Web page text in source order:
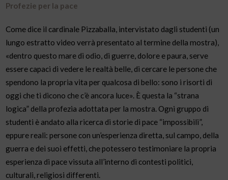
Profezie per la pace
Come dice il cardinale Pizzaballa, intervistato dagli studenti (un
lungo estratto video verrà presentato al termine della mostra),
«dentro questo mare di odio, di guerre, dolore e paura, serve
essere capaci di vedere le realtà belle, di cercare le persone che
spendono la propria vita per qualcosa di bello: sono i risorti di
oggi che ti dicono che c’è ancora luce». È questa la “strana
logica” della profezia adottata per la mostra. Ogni gruppo di
studenti è andato alla ricerca di storie di pace “impossibili”,
eppure reali: persone con un’esperienza diretta, sul campo, della
guerra e dei suoi effetti, che potessero testimoniare la propria
esperienza di pace vissuta all’interno di contesti politici,
culturali, religiosi differenti.